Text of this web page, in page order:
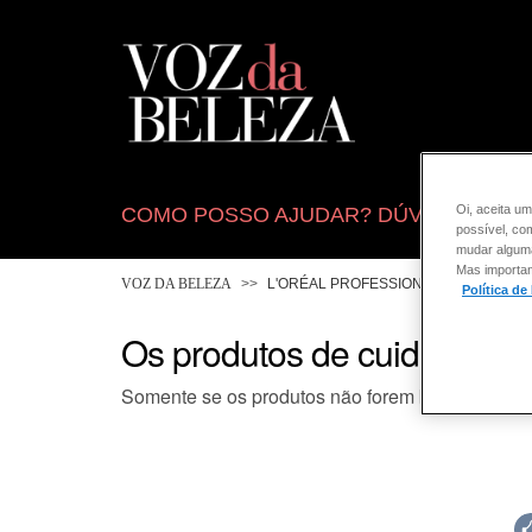
COMO POSSO AJUDAR? DÚVIDAS
VOZ DA BELEZA L'ORÉAL PROFESSIONNEL
Os produtos de cuidados
Somente se os produtos não forem bem
Oi, aceita
possível,
mudar
Mas
Política de